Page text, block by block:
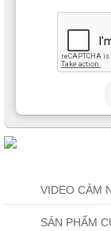
VIDEO CẢM
SẢN PHẨM